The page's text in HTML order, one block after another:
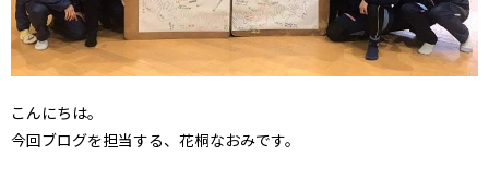
こんにちは。
今回ブログを担当する、花桐なおみです。